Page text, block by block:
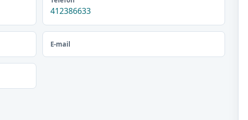
412386633
E-mail